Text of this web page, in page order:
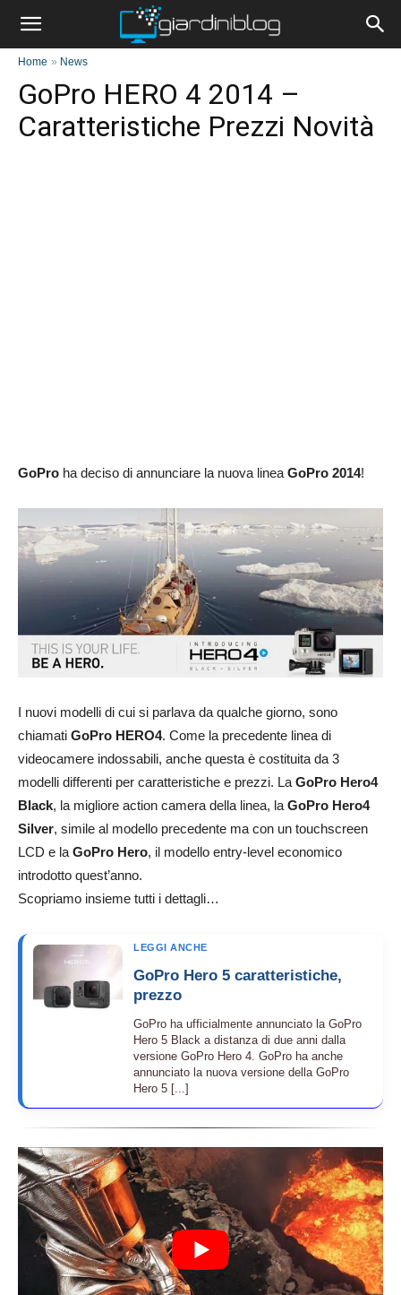
Home » News
GoPro HERO 4 2014 –
Caratteristiche Prezzi Novità
GoPro ha deciso di annunciare la nuova linea GoPro 2014!
I nuovi modelli di cui si parlava da qualche giorno, sono
chiamati GoPro HERO4. Come la precedente linea di
videocamere indossabili, anche questa è costituita da 3
modelli differenti per caratteristiche e prezzi. La GoPro Hero4
Black, la migliore action camera della linea, la GoPro Hero4
Silver, simile al modello precedente ma con un touchscreen
LCD e la GoPro Hero, il modello entry-level economico
introdotto quest’anno.
Scopriamo insieme tutti i dettagli…
LEGGI ANCHE
GoPro Hero 5 caratteristiche,
prezzo
GoPro ha ufficialmente annunciato la GoPro
Hero 5 Black a distanza di due anni dalla
versione GoPro Hero 4. GoPro ha anche
annunciato la nuova versione della GoPro
Hero 5 [...]